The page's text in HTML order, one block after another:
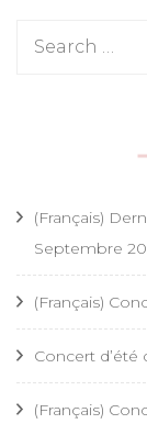
Search
(Français)
Septembre
(Français)
Concert d’été
(Français)